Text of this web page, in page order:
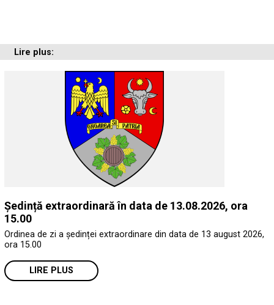
Lire plus:
Ședință extraordinară în data de 13.08.2026, ora
15.00
Ordinea de zi a ședinței extraordinare din data de 13 august 2026,
ora 15.00
LIRE PLUS